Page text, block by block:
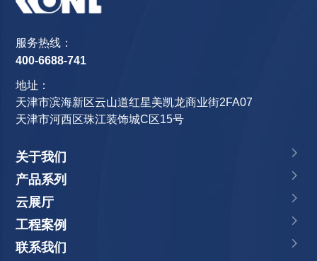
服务热线：
400-6688-741
地址：
天津市滨海新区云山道红星美凯龙商业街2FA07
天津市河西区珠江装饰城C区15号
关于我们
产品系列
云展厅
工程案例
联系我们